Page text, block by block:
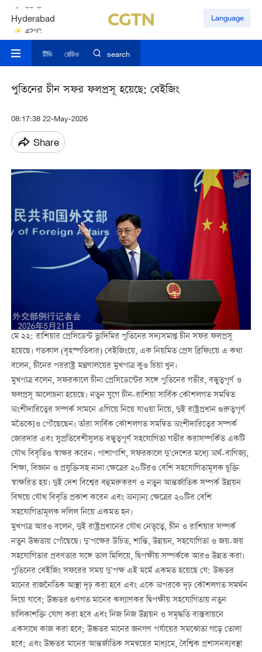
Hyderabad
42°C
Mumbai
Language
টিভি রেডিও search
পুতিনের চীন সফর ফলপ্রসূ হয়েছে: বেইজিং
08:17:38 22-May-2026
Share
মে ২২: রাশিয়ার প্রেসিডেন্ট ভ্লাদিমির পুতিনের সদ্যসমাপ্ত চীন সফর ফলপ্রসূ
হয়েছে। গতকাল (বৃহস্পতিবার) বেইজিংয়ে, এক নিয়মিত প্রেস ব্রিফিংয়ে এ কথা
বলেন, চীনের পররাষ্ট্র মন্ত্রণালয়ের মুখপাত্র কুও চিয়া খুন।
মুখপাত্র বলেন, সফরকালে চীনা প্রেসিডেন্টের সঙ্গে পুতিনের গভীর, বন্ধুত্বপূর্ণ ও
ফলপ্রসূ আলোচনা হয়েছে। নতুন যুগে চীন-রাশিয়া সার্বিক কৌশলগত সমন্বিত
অংশীদারিত্বের সম্পর্ক সামনে এগিয়ে নিয়ে যাওয়া নিয়ে, দুই রাষ্ট্রপ্রধান গুরুত্বপূর্ণ
মতৈক্যেও পৌঁছেছেন। তাঁরা সার্বিক কৌশলগত সমন্বিত অংশীদারিত্বের সম্পর্ক
জোরদার এবং সুপ্রতিবেশীসুলভ বন্ধুত্বপূর্ণ সহযোগিতা গভীর করাসম্পর্কিত একটি
যৌথ বিবৃতিও স্বাক্ষর করেন। পাশাপাশি, সফরকালে দু’দেশের মধ্যে অর্থ-বাণিজ্য,
শিক্ষা, বিজ্ঞান ও প্রযুক্তিসহ নানা ক্ষেত্রের ২০টিরও বেশি সহযোগিতামূলক চুক্তি
স্বাক্ষরিত হয়। দুই দেশ বিশ্বের বহুমরুকরণ ও নতুন আন্তর্জাতিক সম্পর্ক উন্নয়ন
বিষয়ে যৌথ বিবৃতি প্রকাশ করেন এবং অন্যান্য ক্ষেত্রের ২০টির বেশি
সহযোগিতামূলক দলিল নিয়ে একমত হন।
মুখপাত্র আরও বলেন, দুই রাষ্ট্রপ্রধানের যৌথ নেতৃত্বে, চীন ও রাশিয়ার সম্পর্ক
নতুন উচ্চতায় পোঁছেছে। দু’পক্ষের উচিত, শান্তি, উন্নয়ন, সহযোগিতা ও জয়-জয়
সহযোগিতার প্রবণতার সঙ্গে তাল মিলিয়ে, দ্বিপক্ষীয় সম্পর্ককে আরও উন্নত করা।
পুতিনের বেইজিং সফরের সময় দু’পক্ষ এই মর্মে একমত হয়েছে যে: উচ্চতর
মানের রাজনৈতিক আস্থা দৃঢ় করা হবে এবং একে অপরকে দৃঢ় কৌশলগত সমর্থন
দিয়ে যাবে; উচ্চতর গুণগত মানের কল্যাণকর দ্বিপক্ষীয় সহযোগিতায় নতুন
চালিকাশক্তি যোগ করা হবে এবং নিজ নিজ উন্নয়ন ও সমৃদ্ধতি বাস্তবায়নে
একসাথে কাজ করা হবে; উচ্চতর মানের জনগণ পর্যায়ের সমঝোতা গড়ে তোলা
হবে; এবং উচ্চতর মানের আন্তর্জাতিক সমন্বয়ের মাধ্যমে, বৈশ্বিক প্রশাসনব্যবস্থা